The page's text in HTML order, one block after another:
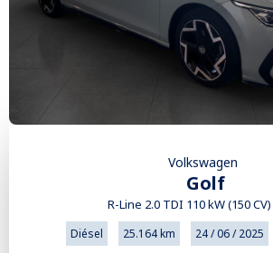
Volkswagen
Golf
R-Line 2.0 TDI 110 kW (150 CV)
Diésel 25.164 km 24 / 06 / 2025